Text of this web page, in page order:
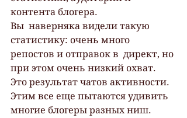
контента блогера.
Вы  наверняка видели такую
статистику: очень много
репостов и отправок в  директ, но
при этом очень низкий охват.
Это результат чатов активности.
Этим все еще пытаются удивить
многие блогеры разных ниш.